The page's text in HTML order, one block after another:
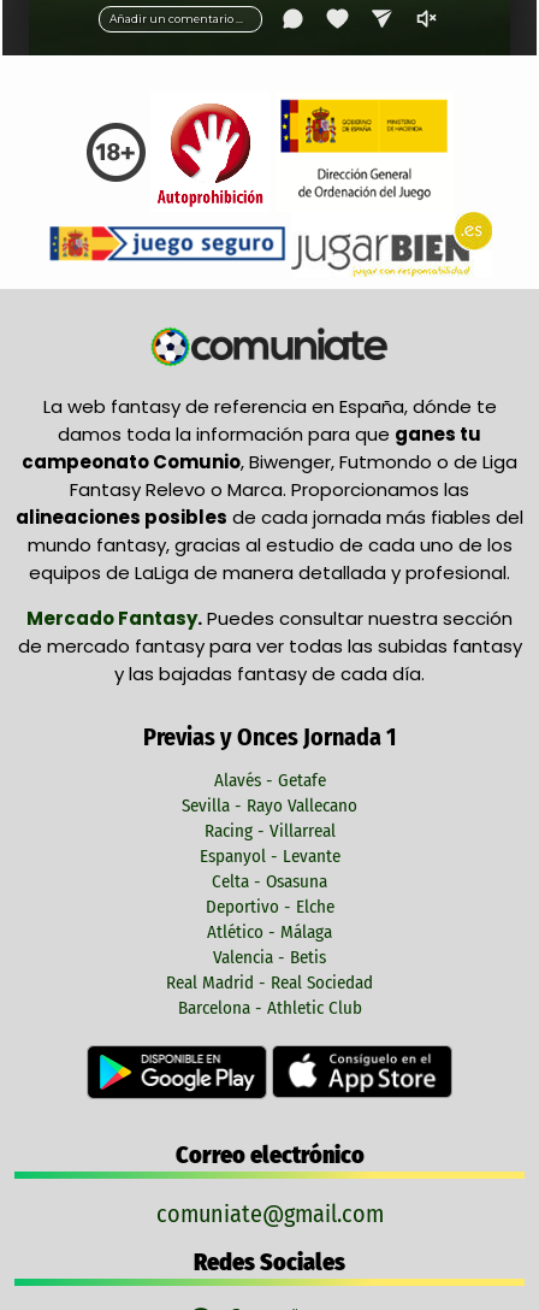
Añadir un comentario ...
La web fantasy de referencia en España, dónde te
damos toda la información para que ganes tu
campeonato Comunio, Biwenger, Futmondo o de Liga
Fantasy Relevo o Marca. Proporcionamos las
alineaciones posibles de cada jornada más fiables del
mundo fantasy, gracias al estudio de cada uno de los
equipos de LaLiga de manera detallada y profesional.
Mercado Fantasy.Puedes consultar nuestra sección
de mercado fantasy para ver todas las subidas fantasy
y las bajadas fantasy de cada día.
Previas y Onces Jornada 1
Alavés - Getafe
Sevilla - Rayo Vallecano
Racing - Villarreal
Espanyol - Levante
Celta - Osasuna
Deportivo - Elche
Atlético - Málaga
Valencia - Betis
Real Madrid - Real Sociedad
Barcelona - Athletic Club
Correo electrónico
comuniate@gmail.com
Redes Sociales